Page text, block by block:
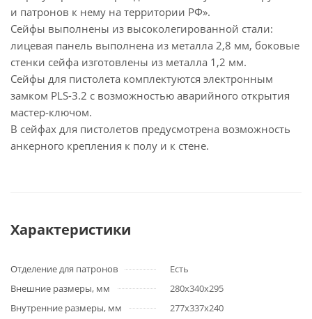
и патронов к нему на территории РФ».
Сейфы выполнены из высоколегированной стали:
лицевая панель выполнена из металла 2,8 мм, боковые
стенки сейфа изготовлены из металла 1,2 мм.
Сейфы для пистолета комплектуются электронным
замком PLS-3.2 с возможностью аварийного открытия
мастер-ключом.
В сейфах для пистолетов предусмотрена возможность
анкерного крепления к полу и к стене.
Характеристики
Отделение для патронов
Есть
Внешние размеры, мм
280х340х295
Внутренние размеры, мм
277х337х240